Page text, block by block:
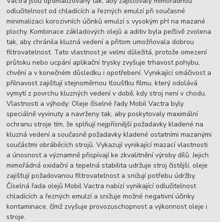
odlučitelnost od chladících a řezných emulzí při současné
minimalizaci korozivních účinků emulzí s vysokým pH na mazané
plochy. Kombinace základových olejů a aditiv byla pečlivě zvolena
tak, aby chránila kluzná vedení a přitom umožňovala dobrou
filtrovatelnost. Tato vlastnost je velmi důležitá, protože omezení
průtoku nebo ucpání aplikační trysky zvyšuje trhavost pohybu,
chvění a v konečném důsledku i opotřebení. Vynikající smáčivost a
přilnavost zajišťují stejnoměrnou tloušťku filmu, který odolává
vymytí z povrchu kluzných vedení v době, kdy stroj není v chodu.
Vlastnosti a výhody: Oleje číselné řady Mobil Vactra byly
speciálně vyvinuty a navrženy tak, aby poskytovaly maximální
ochranu stroje tím, že splňují nejpřísnější požadavky kladené na
kluzná vedení a současně požadavky kladené ostatními mazanými
součástmi obráběcích strojů. Vykazují vynikající mazací vlastnosti
a únosnost a významně přispívají ke zkvalitnění výroby dílů. Jejich
mimořádná oxidační a tepelná stabilita udržuje stroj čistější, oleje
zajišťují požadovanou filtrovatelnost a snižují potřebu údržby.
Číselná řada olejů Mobil Vactra nabízí vynikající odlučitelnost
chladících a řezných emulzí a snižuje možné negativní účinky
kontaminace, čímž zvyšuje provozuschopnost a výkonnost oleje i
stroje.